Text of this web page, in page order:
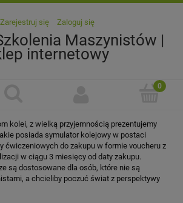
Zarejestruj się Zaloguj się
Maszynistów |
internetowy
kolei, z wielką przyjemnością prezentujemy
posiada symulator kolejowy w postaci
ćwiczeniowych do zakupu w formie voucheru z
w ciągu 3 miesięcy od daty zakupu.
są dostosowane dla osób, które nie są
a chcieliby poczuć świat z perspektywy